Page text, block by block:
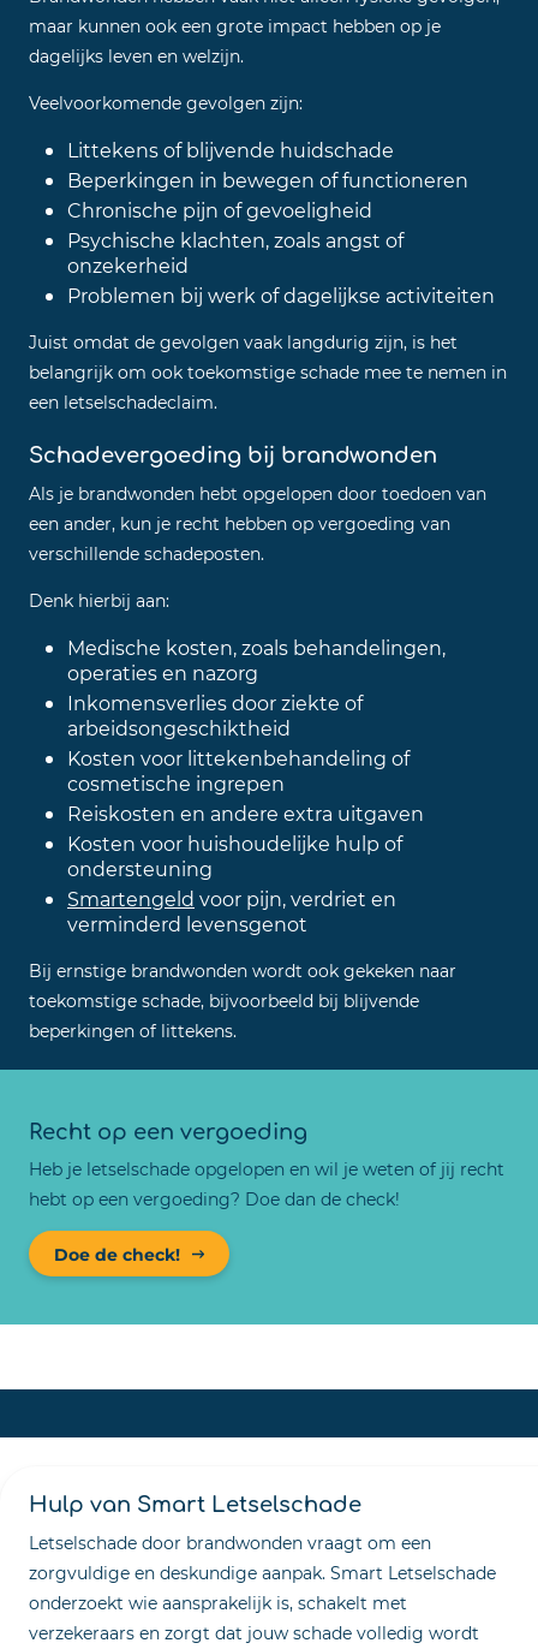
maar kunnen ook een grote impact hebben op je
dagelijks leven en welzijn.
Veelvoorkomende gevolgen zijn:
Littekens of blijvende huidschade
Beperkingen in bewegen of functioneren
Chronische pijn of gevoeligheid
Psychische klachten, zoals angst of
onzekerheid
Problemen bij werk of dagelijkse activiteiten
Juist omdat de gevolgen vaak langdurig zijn, is het
belangrijk om ook toekomstige schade mee te nemen in
een letselschadeclaim.
Schadevergoeding bij brandwonden
Als je brandwonden hebt opgelopen door toedoen van
een ander, kun je recht hebben op vergoeding van
verschillende schadeposten.
Denk hierbij aan:
Medische kosten, zoals behandelingen,
operaties en nazorg
Inkomensverlies door ziekte of
arbeidsongeschiktheid
Kosten voor littekenbehandeling of
cosmetische ingrepen
Reiskosten en andere extra uitgaven
Kosten voor huishoudelijke hulp of
ondersteuning
Smartengeld voor pijn, verdriet en
verminderd levensgenot
Bij ernstige brandwonden wordt ook gekeken naar
toekomstige schade, bijvoorbeeld bij blijvende
beperkingen of littekens.
Recht op een vergoeding
Heb je letselschade opgelopen en wil je weten of jij recht
hebt op een vergoeding? Doe dan de check!
Doe de check!
Hulp van Smart Letselschade
Letselschade door brandwonden vraagt om een
zorgvuldige en deskundige aanpak. Smart Letselschade
onderzoekt wie aansprakelijk is, schakelt met
verzekeraars en zorgt dat jouw schade volledig wordt